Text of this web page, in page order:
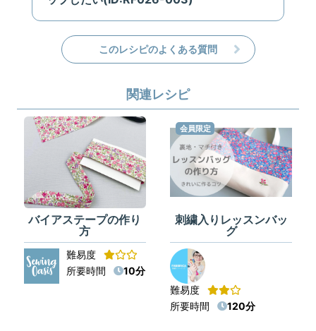
このレシピのよくある質問
関連レシピ
バイアステープの作り
方
難易度
所要時間
10分
刺繍入りレッスンバッ
グ
会員限定
難易度
所要時間
120分